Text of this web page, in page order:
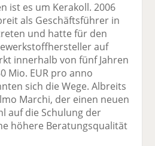
ist es um Kerakoll. 2006
als Geschäftsführer in
und hatte für den
auf
innerhalb von fünf Jahren
Mio. EUR pro anno
sich die Wege. Albreits
Marchi, der einen neuen
auf die Schulung der
höhere Beratungsqualität